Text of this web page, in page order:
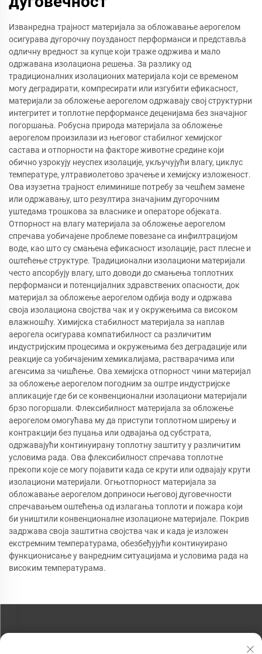
Изванредна трајност материјала за обложавање аерогелом
осигурава дугорочну поузданост перформанси и представља
одличну вредност за купце који траже одржива и мало
одржавана изолациона решења. За разлику од
традиционалних изолационих материјала који се временом
могу деградирати, компресирати или изгубити ефикасност,
материјали за обложење аерогелом одржавају свој структурни
интегритет и топлотне перформансе деценијама без значајног
погоршања. Робусна природа материјала за обложење
аерогелом произилази из његовог стабилног хемијског
састава и отпорности на факторе животне средине који
обично узрокују неуспех изолације, укључујући влагу, циклус
температуре, ултравиолетово зрачење и хемијску изложеност.
Ова изузетна трајност елиминише потребу за чешћем замене
или одржавању, што резултира значајним дугорочним
уштедама трошкова за власнике и операторе објеката.
Отпорност на влагу материјала за обложење аерогелом
спречава уобичајене проблеме повезане са инфилтрацијом
воде, као што су смањена ефикасност изолације, раст плесне и
оштећење структуре. Традиционални изолациони материјали
често апсорбују влагу, што доводи до смањења топлотних
перформанси и потенцијалних здравствених опасности, док
материјал за обложење аерогелом одбија воду и одржава
своја изолациона својства чак и у окружењима са високом
влажношћу. Химијска стабилност материјала за наплав
аерогела осигурава компатибилност са различитим
индустријским процесима и окружењима без деградације или
реакције са уобичајеним хемикалијама, растварачима или
агенсима за чишћење. Ова хемијска отпорност чини материјал
за обложење аерогелом погодним за оштре индустријске
апликације где би се конвенционални изолациони материјали
брзо погоршали. Флексибилност материјала за обложење
аерогелом омогућава му да приступи топлотном ширењу и
контракцији без пуцања или одвајања од субстрата,
одржавајући континуирану топлотну заштиту у различитим
условима рада. Ова флексибилност спречава топлотне
прекопи које се могу појавити када се крути или одвајају крути
изолациони материјали. Огњотпорност материјала за
обложавање аерогелом доприноси његовој дуговечности
спречавањем оштећења од излагања топлоти и пожара који
би уништили конвенционалне изолационе материјале. Покрив
задржава своја заштитна својства чак и када је изложен
екстремним температурама, обезбеђујући континуирано
функционисање у ванредним ситуацијама и условима рада на
високим температурама.